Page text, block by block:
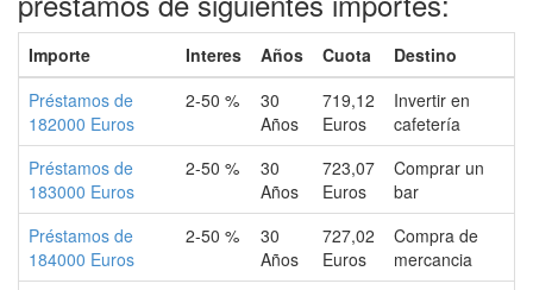
Importe Interes Años Cuota
Destino
Préstamos de
182000 Euros
2-50 %
30
Años
719,12
Euros
Invertir en
cafetería
Préstamos de
183000 Euros
2-50 %
30
Años
723,07
Euros
Comprar un
bar
Préstamos de
184000 Euros
2-50 %
30
Años
727,02
Euros
Compra de
mercancia